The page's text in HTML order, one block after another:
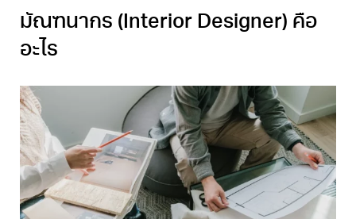
มัณฑนากร (Interior Designer) คือ
อะไร